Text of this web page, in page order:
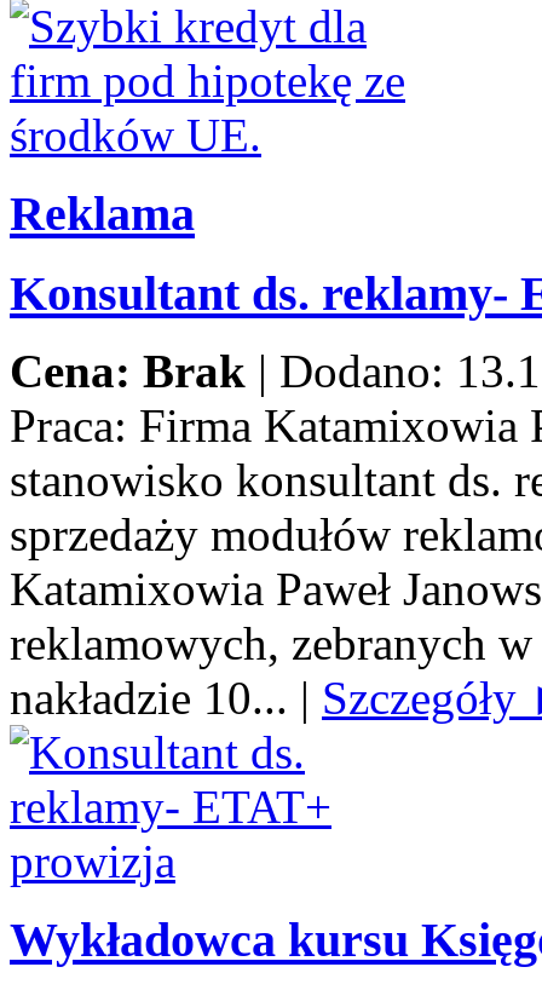
Reklama
Konsultant ds. reklamy-
Cena: Brak | Dodano:
Praca: Firma Katamixowia
stanowisko konsultant ds.
sprzedaży modułów
Katamixowia Paweł
reklamowych, zebranych
nakładzie 10... |
Wykładowca kursu